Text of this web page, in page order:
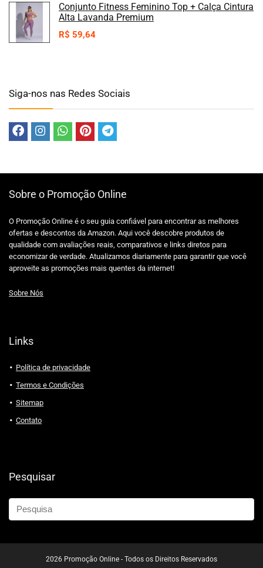
Conjunto Fitness Feminino Top + Calça Cintura
Alta Lavanda Premium
R$ 59,64
Siga-nos nas Redes Sociais
Sobre o Promoção Online
O Promoção Online é o seu guia confiável para encontrar as melhores
ofertas e descontos da Amazon. Aqui você descobre produtos de
qualidade com avaliações reais, comparativos e links diretos para
economizar de verdade. Atualizamos diariamente para garantir que você
aproveite as promoções mais quentes da internet!
Sobre Nós
Links
Política de privacidade
Termos e Condições
Sitemap
Contato
Pesquisar
2026 Promoção Online - Todos os Direitos Reservados